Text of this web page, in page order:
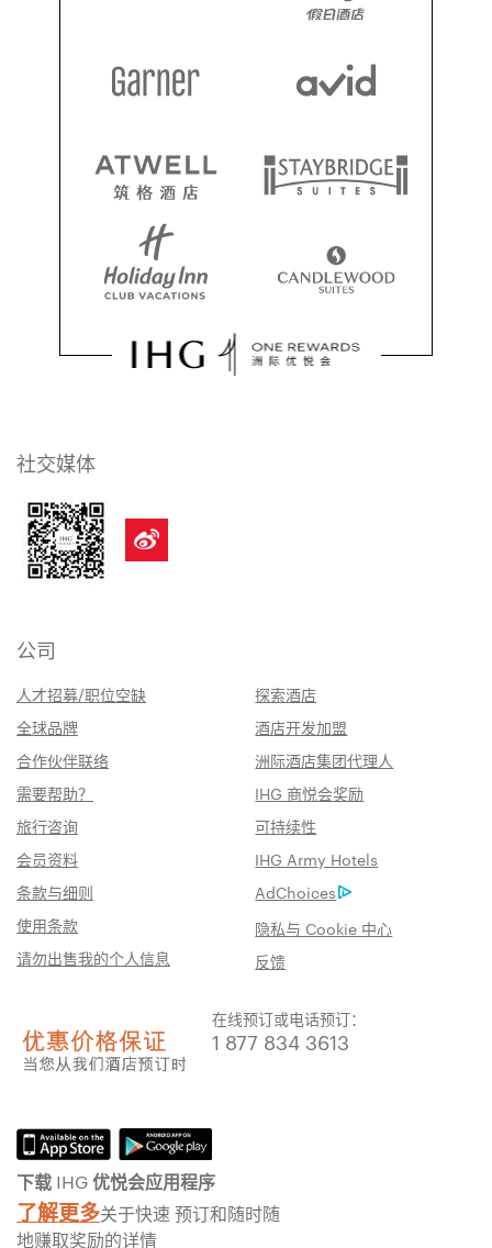
社交媒体
公司
人才招募/职位空缺
探索酒店
全球品牌
酒店开发加盟
合作伙伴联络
洲际酒店集团代理人
需要帮助？
IHG 商悦会奖励
旅行咨询
可持续性
会员资料
IHG Army Hotels
条款与细则
AdChoices
使用条款
隐私与 Cookie 中心
请勿出售我的个人信息
反馈
在线预订或电话预订：
1 877 834 3613
下载 IHG 优悦会应用程序
了解更多关于快速 预订和随时随
地赚取奖励的详情